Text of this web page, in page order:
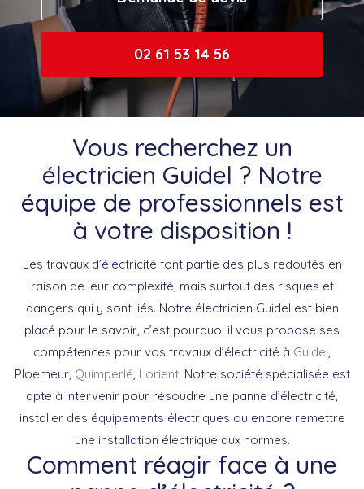
02 61 53 14 56
Vous recherchez un
électricien Guidel ? Notre
équipe de professionnels est
à votre disposition !
Les travaux d’électricité font partie des plus redoutés en
raison de leur complexité, mais surtout des risques et
dangers qui y sont liés. Notre électricien Guidel est bien
placé pour le savoir, c’est pourquoi il vous propose ses
compétences pour vos travaux d’électricité à Guidel
Ploemeur, Quimperlé Lorient. Notre société spécialisée est
apte à intervenir pour résoudre une panne d’électricité,
installer des équipements électriques ou encore remettre
une installation électrique aux normes.
Comment réagir face à une